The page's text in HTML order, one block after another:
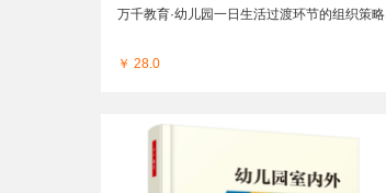
万千教育·幼儿园一日生活过渡环节的组织策略
￥ 28.0